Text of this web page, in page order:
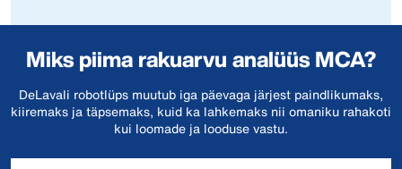
Miks piima rakuarvu analüüs MCA?
DeLavali robotlüps muutub iga päevaga järjest paindlikumaks,
kiiremaks ja täpsemaks, kuid ka lahkemaks nii omaniku rahakoti
kui loomade ja looduse vastu.